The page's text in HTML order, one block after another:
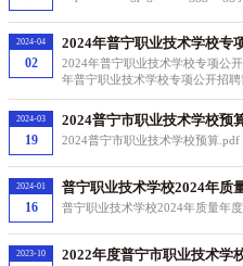
02
2024-04 2024年普宁职业技术学校专
2024年普宁职业技术学校专项公
年普宁职业技术学校专项公开招
士研究生报考名册
19
2024-03 2024普宁市职业技术学校预
2024普宁市职业技术学校预算.pdf
16
2024-01 普宁职业技术学校2024年质
普宁职业技术学校2024年质量年
2023-10 2022年度普宁市职业技术学